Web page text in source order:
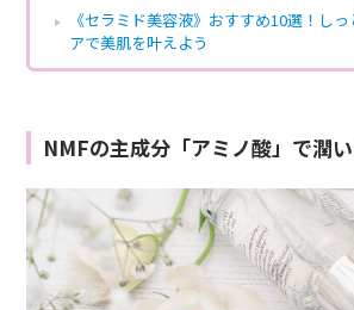
《セラミド美容液》おすすめ10選！し
アで美肌を叶えよう
NMFの主成分「アミノ酸」で潤